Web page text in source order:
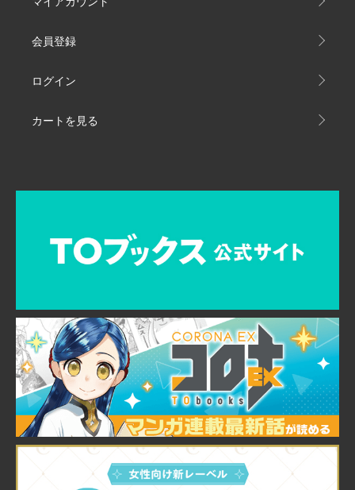
会員登録
ログイン
カートを見る